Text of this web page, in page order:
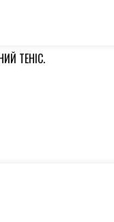
ТЕНІС.